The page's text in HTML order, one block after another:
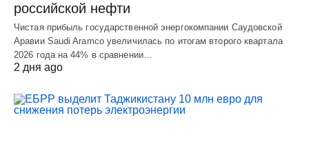
российской нефти
Чистая прибыль государственной энергокомпании Саудовской
Аравии Saudi Aramco увеличилась по итогам второго квартала
2026 года на 44% в сравнении…
2 дня ago